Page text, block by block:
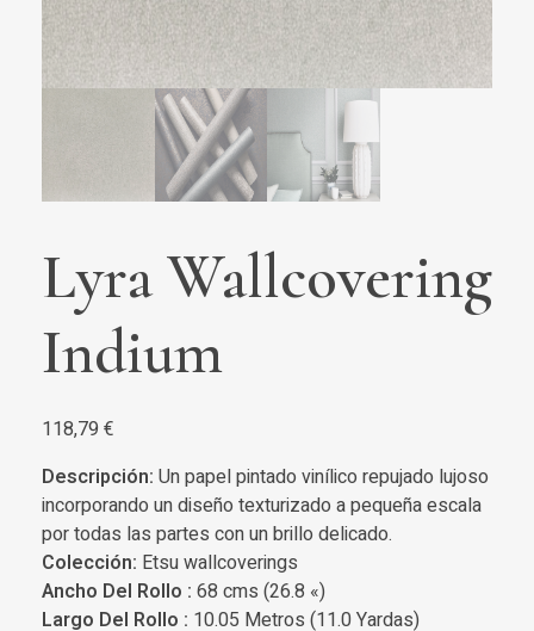
Lyra Wallcovering
Indium
118,79 €
Descripción: Un papel pintado vinílico repujado lujoso
incorporando un diseño texturizado a pequeña escala
por todas las partes con un brillo delicado.
Colección: Etsu wallcoverings
Ancho Del Rollo : 68 cms (26.8 «)
Largo Del Rollo : 10.05 Metros (11.0 Yardas)